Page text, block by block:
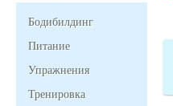
Бодибилдинг
Питание
Упражнения
Тренировка